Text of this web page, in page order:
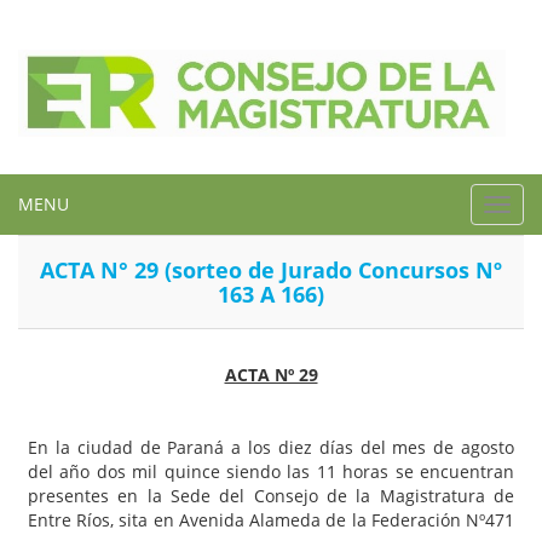
MENU
ACTA N° 29 (sorteo de Jurado Concursos Nº
163 A 166)
ACTA Nº 29
En la ciudad de Paraná a los diez días del mes de agosto
del año dos mil quince siendo las 11 horas se encuentran
presentes en la Sede del Consejo de la Magistratura de
Entre Ríos, sita en Avenida Alameda de la Federación Nº471